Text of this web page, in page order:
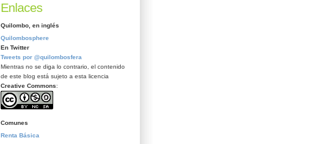
Enlaces
Quilombo, en inglés
Quilombosphere
En Twitter
Tweets por @quilombosfera
Mientras no se diga lo contrario, el contenido
de este blog está sujeto a esta licencia
Creative Commons:
Comunes
Renta Básica